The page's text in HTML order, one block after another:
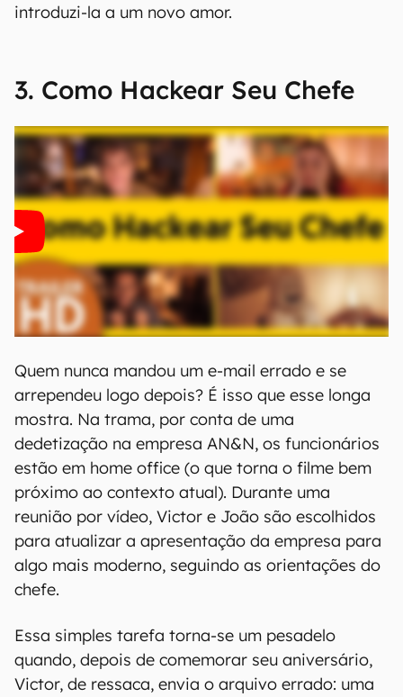
introduzi-la a um novo amor.
3. Como Hackear Seu Chefe
Quem nunca mandou um e-mail errado e se
arrependeu logo depois? É isso que esse longa
mostra. Na trama, por conta de uma
dedetização na empresa AN&N, os funcionários
estão em home office (o que torna o filme bem
próximo ao contexto atual). Durante uma
reunião por vídeo, Victor e João são escolhidos
para atualizar a apresentação da empresa para
algo mais moderno, seguindo as orientações do
chefe.
Essa simples tarefa torna-se um pesadelo
quando, depois de comemorar seu aniversário,
Victor, de ressaca, envia o arquivo errado: uma